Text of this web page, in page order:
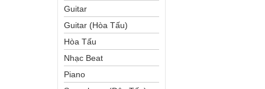
Guitar
Guitar (Hòa Tấu)
Hòa Tấu
Nhạc Beat
Piano